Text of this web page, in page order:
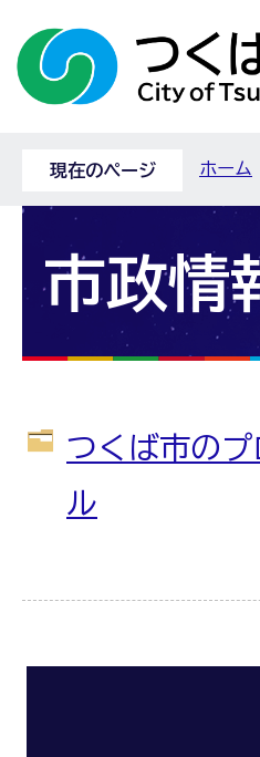
現在のページ ホーム
市政情
つくば市のプ
ル